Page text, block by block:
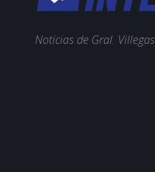
Noticias de Gral.